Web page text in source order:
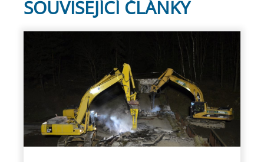
SOUVISEJÍCÍ ČLÁNKY